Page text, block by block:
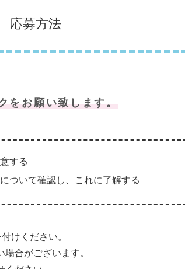
応募方法
をお願い致します。
する
ついて確認し、これに了解する
けください。
合がございます。